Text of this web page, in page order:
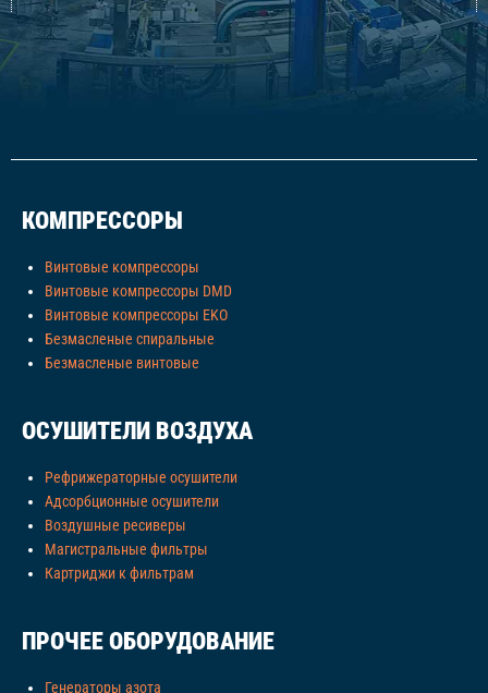
КОМПРЕССОРЫ
Винтовые компрессоры
Винтовые компрессоры DMD
Винтовые компрессоры EKO
Безмасленые спиральные
Безмасленые винтовые
ОСУШИТЕЛИ ВОЗДУХА
Рефрижераторные осушители
Адсорбционные осушители
Воздушные ресиверы
Магистральные фильтры
Картриджи к фильтрам
ПРОЧЕЕ ОБОРУДОВАНИЕ
Генераторы азота